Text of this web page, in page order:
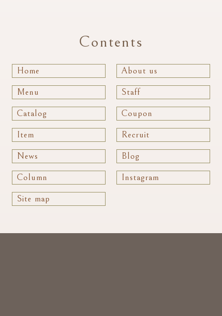
Contents
Home About us
Menu Staff
Catalog Coupon
Item Recruit
News Blog
Column Instagram
Site map